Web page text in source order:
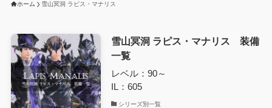
ホーム 雪山冥洞 ラピス・マナリス
雪山冥洞 ラピス・マナリス 装備
一覧
レベル：90～
IL：605
シリーズ別一覧